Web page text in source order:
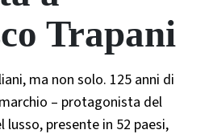
Trapani
ma non solo. 125 anni di
– protagonista del
presente in 52 paesi,